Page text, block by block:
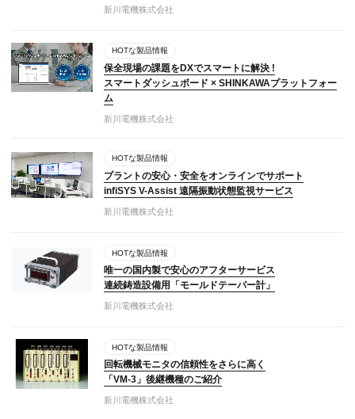
新川電機株式会社
HOTな製品情報
保全現場の課題をDXでスマートに解決 !
スマートダッシュボード × SHINKAWAプラットフォー
ム
新川電機株式会社
HOTな製品情報
プラントの安心・安全をオンラインでサポート
infiSYS V-Assist 遠隔振動状態監視サービス
新川電機株式会社
HOTな製品情報
唯一の国内製で安心のアフターサービス
連続鋳造設備用「モールドテーパー計」
新川電機株式会社
HOTな製品情報
回転機械モニタの信頼性をさらに高く
「VM-3」後継機種のご紹介
新川電機株式会社